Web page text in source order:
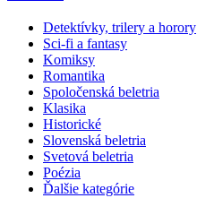
Detektívky, trilery a horory
Sci-fi a fantasy
Komiksy
Romantika
Spoločenská beletria
Klasika
Historické
Slovenská beletria
Svetová beletria
Poézia
Ďalšie kategórie